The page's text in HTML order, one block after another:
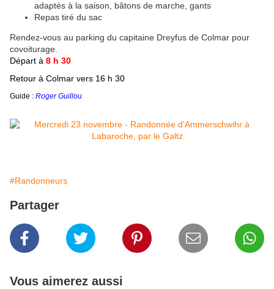
adaptés à la saison, bâtons de marche, gants
Repas tiré du sac
Rendez-vous au parking du capitaine Dreyfus de Colmar pour
covoiturage.
Départ à 8 h 30
Retour à Colmar vers 16 h 30
Guide : Roger Guillou
#Randonneurs
Partager
Vous aimerez aussi